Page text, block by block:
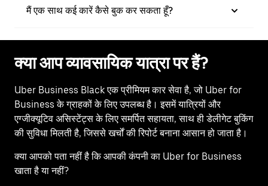
मैं एक साथ कई कारें कैसे बुक कर सकता हूँ?
क्या आप व्यावसायिक यात्रा पर हैं?
Uber Business Black एक प्रीमियम कार सेवा है, जो Uber for
Business के ग्राहकों के लिए उपलब्ध है। इसमें यात्रियों और
एग्जीक्यूटिव असिस्टेंट्स के लिए समर्पित सहायता, साथ ही डेलीगेट बुकिंग
की सुविधा मिलती है, जिससे खर्चों की रिपोर्ट बनाना आसान हो जाता है।
क्या आपको पता नहीं है कि आपकी कंपनी का Uber for Business
खाता है या नहीं?